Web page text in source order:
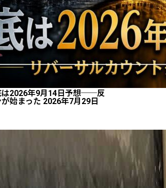
は2026年9月14日予想──反
始まった 2026年7月29日